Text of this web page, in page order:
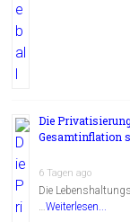
Gesamtinflation
Die
…Weiterlesen...